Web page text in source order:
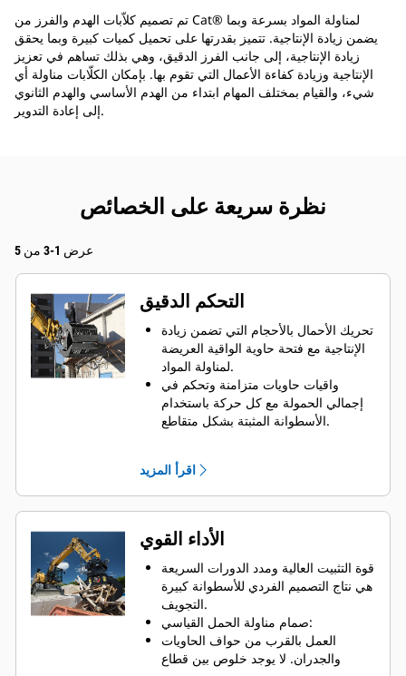
تم تصميم كلاّبات الهدم والفرز من Cat® لمناولة المواد بسرعة وبما
يضمن زيادة الإنتاجية. تتميز بقدرتها على تحميل كميات كبيرة وبما يحقق
زيادة الإنتاجية، إلى جانب الفرز الدقيق، وهي بذلك تساهم في تعزيز
الإنتاجية وزيادة كفاءة الأعمال التي تقوم بها. بإمكان الكلّابات مناولة أي
شيء، والقيام بمختلف المهام ابتداء من الهدم الأساسي والهدم الثانوي
إلى إعادة التدوير.
نظرة سريعة على الخصائص
عرض 1-3 من 5
التحكم الدقيق
تحريك الأحمال بالأحجام التي تضمن زيادة
الإنتاجية مع فتحة حاوية الواقية العريضة
لمناولة المواد.
واقيات حاويات متزامنة وتحكم في
إجمالي الحمولة مع كل حركة باستخدام
الأسطوانة المثبتة بشكل متقاطع.
أو القدرة على تصنيف المواد الصغيرة
وفرزها ووضعها باستخدام مصدات منع
القبض الزائد لتلامس الفكوك من الحافة
للحافة لمنع حدوث زيادة في القبض.
إبعاد الاتساخات والمواد الناعمة الأخرى
عن الهيكل وحاويات الواقية المثقوبة، وهو
ما يتيح للمشغل أيضًا رؤية جيدة للحمل.
يتم تصنيف المواد بسرعة، مما يجعل من
الأسهل تصنيفها في الموقع وتوفير رسوم
النقل.
تتم حركة الحاوية الواقية بسلاسة ويتم
اقرأ المزيد
الأداء القوي
قوة التثبيت العالية ومدد الدورات السريعة
هي نتاج التصميم الفردي للأسطوانة كبيرة
التجويف.
صمام مناولة الحمل القياسي:
العمل بالقرب من حواف الحاويات
والجدران. لا يوجد خلوص بين قطاع